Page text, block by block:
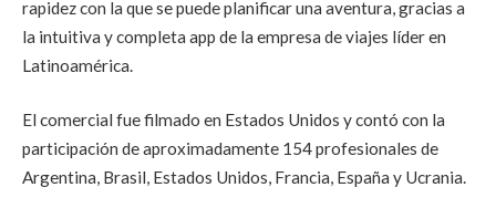
rapidez con la que se puede planificar una aventura, gracias a
la intuitiva y completa app de la empresa de viajes líder en
Latinoamérica.
El comercial fue filmado en Estados Unidos y contó con la
participación de aproximadamente 154 profesionales de
Argentina, Brasil, Estados Unidos, Francia, España y Ucrania.